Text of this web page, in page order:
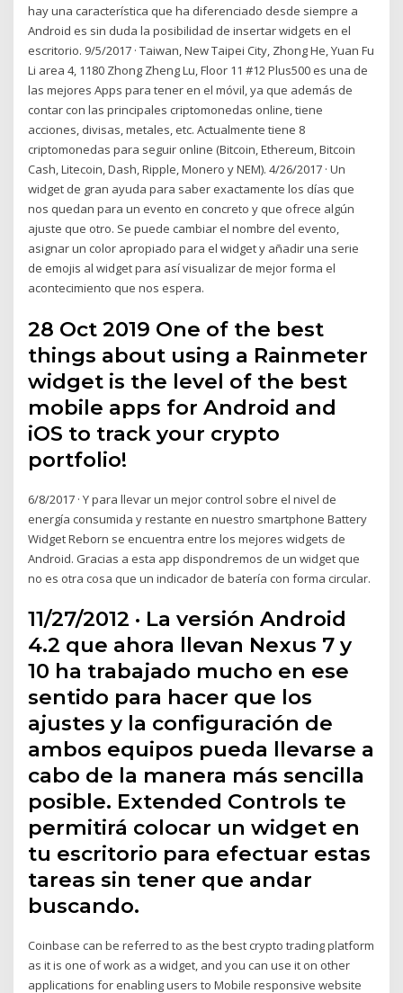
hay una característica que ha diferenciado desde siempre a
Android es sin duda la posibilidad de insertar widgets en el
escritorio. 9/5/2017 · Taiwan, New Taipei City, Zhong He, Yuan Fu
Li area 4, 1180 Zhong Zheng Lu, Floor 11 #12 Plus500 es una de
las mejores Apps para tener en el móvil, ya que además de
contar con las principales criptomonedas online, tiene
acciones, divisas, metales, etc. Actualmente tiene 8
criptomonedas para seguir online (Bitcoin, Ethereum, Bitcoin
Cash, Litecoin, Dash, Ripple, Monero y NEM). 4/26/2017 · Un
widget de gran ayuda para saber exactamente los días que
nos quedan para un evento en concreto y que ofrece algún
ajuste que otro. Se puede cambiar el nombre del evento,
asignar un color apropiado para el widget y añadir una serie
de emojis al widget para así visualizar de mejor forma el
acontecimiento que nos espera.
28 Oct 2019 One of the best
things about using a Rainmeter
widget is the level of the best
mobile apps for Android and
iOS to track your crypto
portfolio!
6/8/2017 · Y para llevar un mejor control sobre el nivel de
energía consumida y restante en nuestro smartphone Battery
Widget Reborn se encuentra entre los mejores widgets de
Android. Gracias a esta app dispondremos de un widget que
no es otra cosa que un indicador de batería con forma circular.
11/27/2012 · La versión Android
4.2 que ahora llevan Nexus 7 y
10 ha trabajado mucho en ese
sentido para hacer que los
ajustes y la configuración de
ambos equipos pueda llevarse a
cabo de la manera más sencilla
posible. Extended Controls te
permitirá colocar un widget en
tu escritorio para efectuar estas
tareas sin tener que andar
buscando.
Coinbase can be referred to as the best crypto trading platform
as it is one of work as a widget, and you can use it on other
applications for enabling users to Mobile responsive website